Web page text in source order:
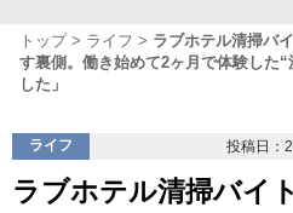
トップ ライフ
ラブホテル清掃バ
す裏側。働き始めて2ヶ月で体験した
した」
ライフ 投稿日：
ラブホテル清掃バイ